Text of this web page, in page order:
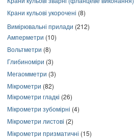
Крани кульові укорочені (8)
Вимірювальні прилади (212)
Амперметри (10)
Вольтметри (8)
Глибиноміри (3)
Мегаомметри (3)
Мікрометри (82)
Мікрометри гладкі (26)
Мікрометри зубомірні (4)
Мікрометри листові (2)
Мікрометри призматичні (15)